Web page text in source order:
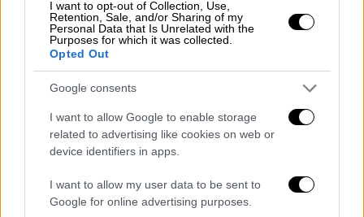
I want to opt-out of Collection, Use,
Retention, Sale, and/or Sharing of my
Personal Data that Is Unrelated with the
Purposes for which it was collected.
Opted Out
Google consents
I want to allow Google to enable storage
related to advertising like cookies on web or
device identifiers in apps.
I want to allow my user data to be sent to
Google for online advertising purposes.
Εκτέλεση:Στρώνετε τα ντοματίνια σε ταψί
με λαδόκολλα και τα ραντίζετε με
ελαιόλαδο. Πασπαλίζετε με λίγο αλάτι,
ζάχαρη, ρίγανη και το σκόρδο.Τοποθετείτε
ανάμεσά του το κλωνάρι με τον βασιλικό.
Ψήνετε σε προθερμασμένο φούρνο στους
170°C περίπου, μέχρι να μαραθούν
εξωτερικά, αλλά να παραμείνουν ζουμερά.
Διατηρείτε στο ψυγείο μέσα σε ελαιόλαδο.